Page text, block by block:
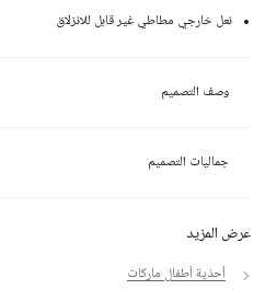
عرض المزيد
أحذية أطفال ماركات
نعل خارجي مطاطي غير قابل للانزلاق
وصف التصميم
جماليات التصميم